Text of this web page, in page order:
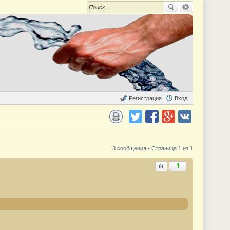
Вход
Регистрация
3 сообщения • Страница 1 из 1
Ответить с цитатой
1